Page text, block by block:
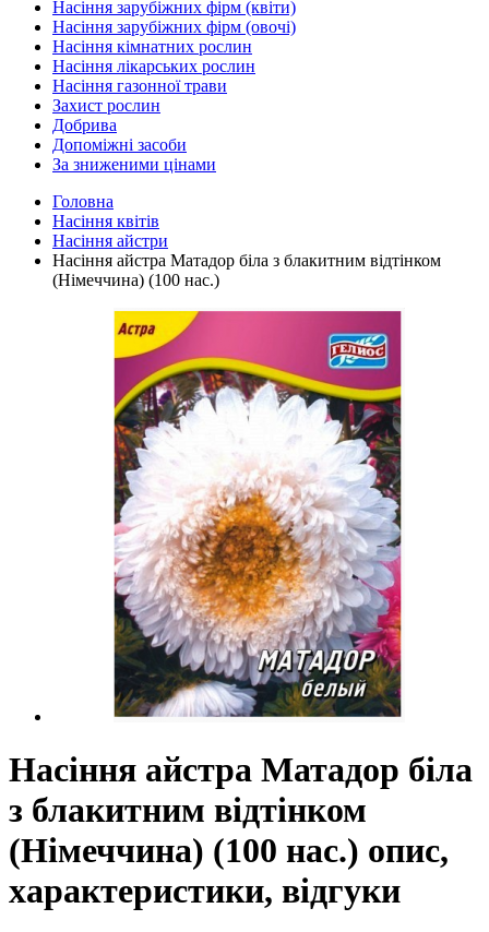
Насіння зарубіжних фірм (квіти)
Насіння зарубіжних фірм (овочі)
Насіння кімнатних рослин
Насіння лікарських рослин
Насіння газонної трави
Захист рослин
Добрива
Допоміжні засоби
За зниженими цінами
Головна
Насіння квітів
Насіння айстри
Насіння айстра Матадор біла з блакитним відтінком
(Німеччина) (100 нас.)
Насіння айстра Матадор біла
з блакитним відтінком
(Німеччина) (100 нас.) опис,
характеристики, відгуки